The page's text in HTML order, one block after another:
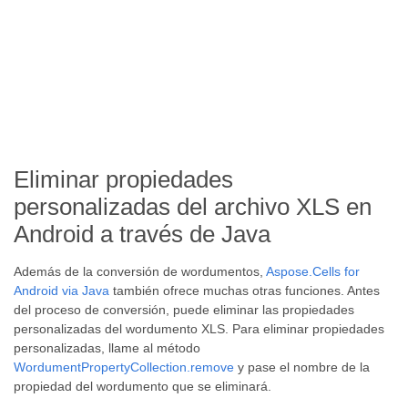
Eliminar propiedades
personalizadas del archivo XLS en
Android a través de Java
Además de la conversión de wordumentos, Aspose.Cells for
Android via Java también ofrece muchas otras funciones. Antes
del proceso de conversión, puede eliminar las propiedades
personalizadas del wordumento XLS. Para eliminar propiedades
personalizadas, llame al método
WordumentPropertyCollection.remove y pase el nombre de la
propiedad del wordumento que se eliminará.